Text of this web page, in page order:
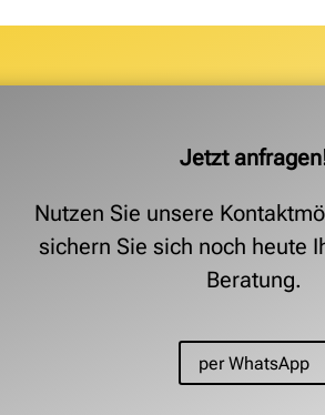
Jetzt
Nutzen Sie unsere
sichern Sie sich noch heute
Beratung.
per WhatsApp